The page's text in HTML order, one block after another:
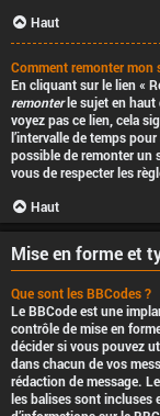
Haut
Comment remonter mon
En cliquant sur le lien «
remonterle sujet en haut
voyez pas ce lien, cela
l’intervalle de temps
possible de remonter un
vous de respecter les
Haut
Mise en forme et
Que sont les BBCodes ?
Le BBCode est une
contrôle de mise en
décider si vous pouvez
dans chacun de vos
rédaction de message.
les balises sont incluses